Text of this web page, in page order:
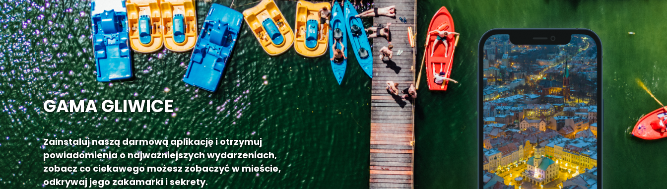
GAMA GLIWICE
Zainstaluj naszą darmową aplikację i otrzymuj
powiadomienia o najważniejszych wydarzeniach,
zobacz co ciekawego możesz zobaczyć w mieście,
odkrywaj jego zakamarki i sekrety.